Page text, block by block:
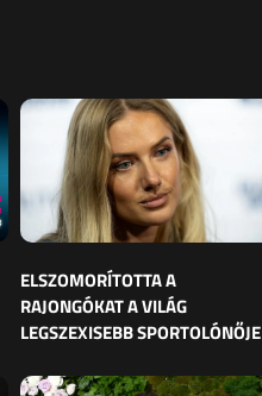
ELSZOMORÍTOTTA A
RAJONGÓKAT A VILÁG
LEGSZEXISEBB SPORTOLÓNŐJE